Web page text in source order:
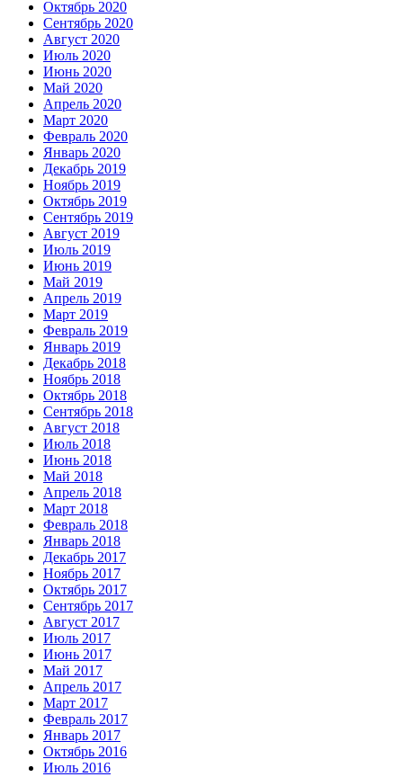
Октябрь 2020
Сентябрь 2020
Август 2020
Июль 2020
Июнь 2020
Май 2020
Апрель 2020
Март 2020
Февраль 2020
Январь 2020
Декабрь 2019
Ноябрь 2019
Октябрь 2019
Сентябрь 2019
Август 2019
Июль 2019
Июнь 2019
Май 2019
Апрель 2019
Март 2019
Февраль 2019
Январь 2019
Декабрь 2018
Ноябрь 2018
Октябрь 2018
Сентябрь 2018
Август 2018
Июль 2018
Июнь 2018
Май 2018
Апрель 2018
Март 2018
Февраль 2018
Январь 2018
Декабрь 2017
Ноябрь 2017
Октябрь 2017
Сентябрь 2017
Август 2017
Июль 2017
Июнь 2017
Май 2017
Апрель 2017
Март 2017
Февраль 2017
Январь 2017
Октябрь 2016
Июль 2016